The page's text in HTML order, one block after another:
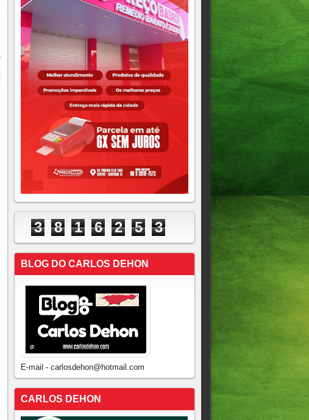
3 8 1 6 2 5 3
BLOG DO CARLOS DEHON
E-mail - carlosdehon@hotmail.com
CARLOS DEHON